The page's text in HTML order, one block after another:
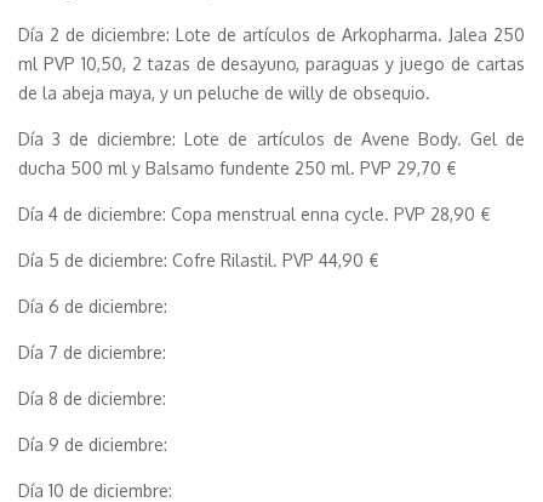
Día 2 de diciembre: Lote de artículos de Arkopharma. Jalea 250
ml PVP 10,50, 2 tazas de desayuno, paraguas y juego de cartas
de la abeja maya, y un peluche de willy de obsequio.
Día 3 de diciembre: Lote de artículos de Avene Body. Gel de
ducha 500 ml y Balsamo fundente 250 ml. PVP 29,70 €
Día 4 de diciembre: Copa menstrual enna cycle. PVP 28,90 €
Día 5 de diciembre: Cofre Rilastil. PVP 44,90 €
Día 6 de diciembre:
Día 7 de diciembre:
Día 8 de diciembre:
Día 9 de diciembre:
Día 10 de diciembre: